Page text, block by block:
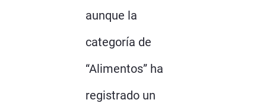
aunque la
categoría de
“Alimentos” ha
registrado un